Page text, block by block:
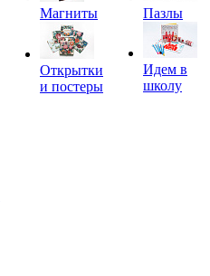
Магниты
Открытки
и постеры
Пазлы
Идем в
школу